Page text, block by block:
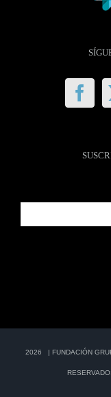
2026 | FUNDACIÓN